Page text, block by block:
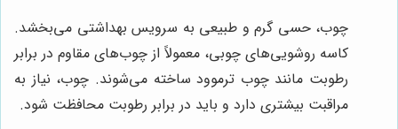
چوب، حسی گرم و طبیعی به سرویس بهداشتی می‌بخشد.
کاسه روشویی‌های چوبی، معمولاً از چوب‌های مقاوم در برابر
رطوبت مانند چوب ترموود ساخته می‌شوند. چوب، نیاز به
مراقبت بیشتری دارد و باید در برابر رطوبت محافظت شود.